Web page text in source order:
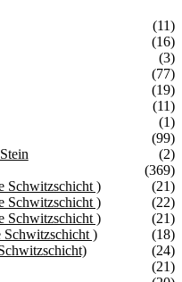
(11)
(16)
(3)
(77)
(19)
(11)
(1)
(99)
(2)
(369)
Schwitzschicht )
(21)
Schwitzschicht )
(22)
Schwitzschicht )
(21)
Schwitzschicht )
(18)
(24)
(21)